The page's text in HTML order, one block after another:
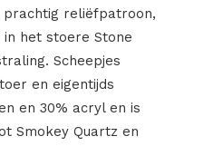
prachtig reliëfpatroon,
het stoere Stone
Scheepjes
en eigentijds
en 30% acryl en is
Smokey Quartz en